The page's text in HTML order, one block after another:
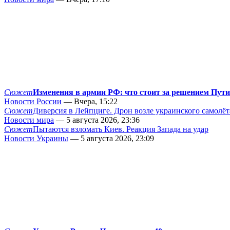
СюжетИзменения в армии РФ: что стоит за решением
Новости России — Вчера, 15:22
СюжетДиверсия в Лейпциге. Дрон возле украинского
Новости мира — 5 августа 2026, 23:36
СюжетПытаются взломать Киев. Реакция Запада на удар
Новости Украины — 5 августа 2026, 23:09